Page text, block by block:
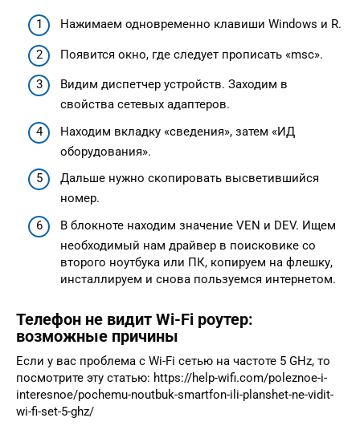
Нажимаем одновременно клавиши Windows и R.
Появится окно, где следует прописать «msc».
Видим диспетчер устройств. Заходим в
свойства сетевых адаптеров.
Находим вкладку «сведения», затем «ИД
оборудования».
Дальше нужно скопировать высветившийся
номер.
В блокноте находим значение VEN и DEV. Ищем
необходимый нам драйвер в поисковике со
второго ноутбука или ПК, копируем на флешку,
инсталлируем и снова пользуемся интернетом.
Телефон не видит Wi-Fi роутер:
возможные причины
Если у вас проблема с Wi-Fi сетью на частоте 5 GHz, то
посмотрите эту статью: https://help-wifi.com/poleznoe-i-
interesnoe/pochemu-noutbuk-smartfon-ili-planshet-ne-vidit-
wi-fi-set-5-ghz/